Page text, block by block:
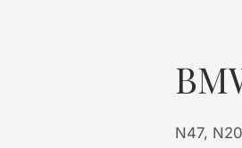
N47,